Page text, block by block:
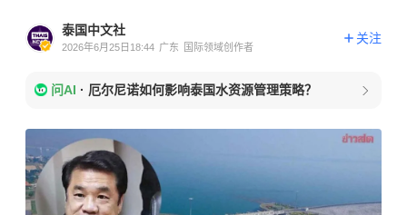
泰国中文社
2026年6月25日18:44 广东 国际领域创作者
关注
问AI · 厄尔尼诺如何影响泰国水资源管理策略？